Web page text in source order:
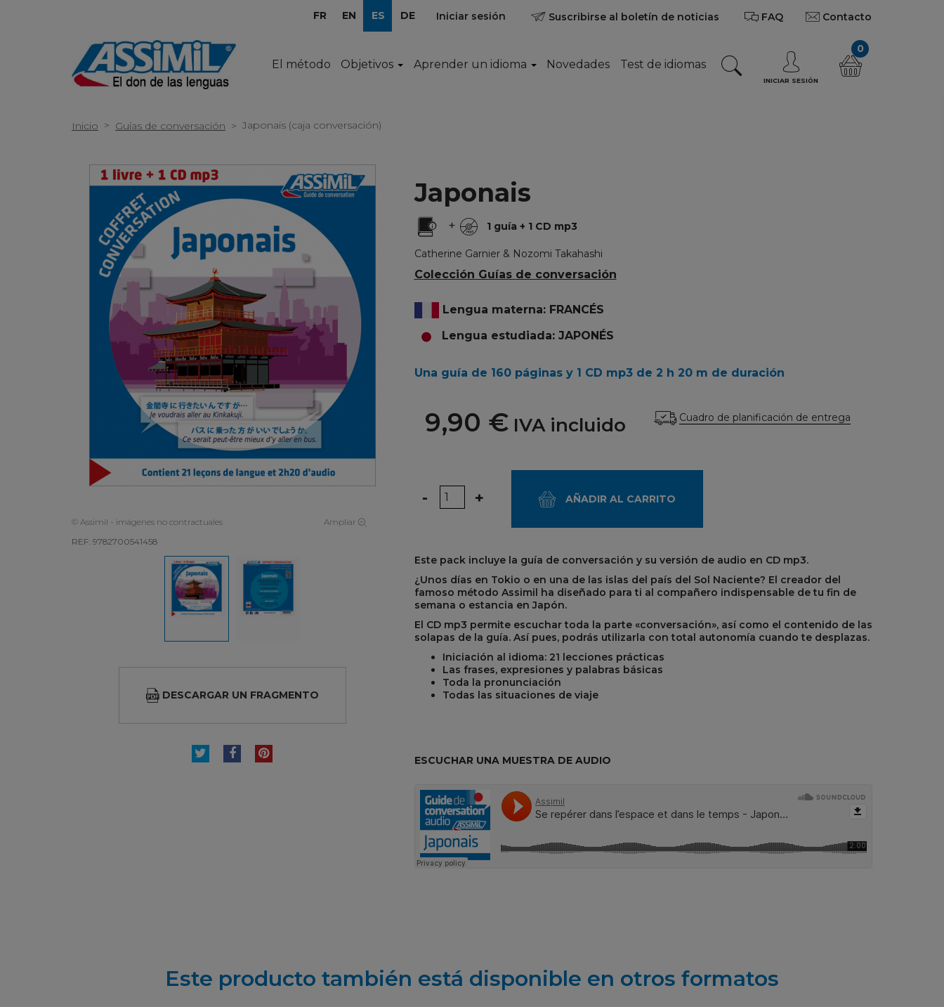
FR EN ES DE Iniciar sesión Suscribirse al boletín de noticias FAQ Contacto
El método Objetivos Aprender un idioma Novedades Test de idiomas
INICIAR SESIÓN
0
Inicio > Guías de conversación > Japonais (caja conversación)
© Assimil - imágenes no contractuales
Ampliar
REF: 9782700541458
DESCARGAR UN FRAGMENTO
TUITEAR
COMPARTIR
PINTEREST
Japonais
+ 1 guía + 1 CD mp3
Catherine Garnier & Nozomi Takahashi
Colección Guías de conversación
Lengua materna: FRANCÉS
Lengua estudiada: JAPONÉS
Una guía de 160 páginas y 1 CD mp3 de 2 h 20 m de duración
9,90 €IVA incluido Cuadro de planificación de entrega
Cantidad
- + AÑADIR AL CARRITO
Este pack incluye la guía de conversación y su versión de audio en CD mp3.
¿Unos días en Tokio o en una de las islas del país del Sol Naciente? El creador del
famoso método Assimil ha diseñado para ti al compañero indispensable de tu fin de
semana o estancia en Japón.
El CD mp3 permite escuchar toda la parte «conversación», así como el contenido de las
solapas de la guía. Así pues, podrás utilizarla con total autonomía cuando te desplazas.
Iniciación al idioma: 21 lecciones prácticas
Las frases, expresiones y palabras básicas
Toda la pronunciación
Todas las situaciones de viaje
ESCUCHAR UNA MUESTRA DE AUDIO
Este producto también está disponible en otros formatos